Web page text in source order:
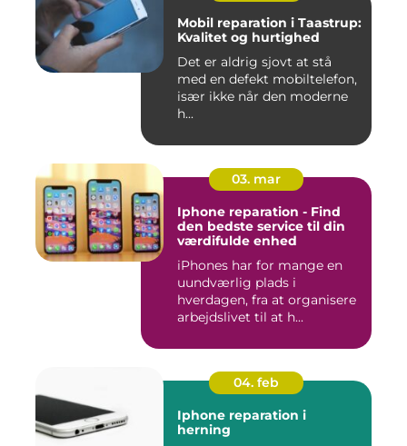
Mobil reparation i Taastrup:
Kvalitet og hurtighed
Det er aldrig sjovt at stå
med en defekt mobiltelefon,
især ikke når den moderne
h...
03. mar
Iphone reparation - Find
den bedste service til din
værdifulde enhed
iPhones har for mange en
uundværlig plads i
hverdagen, fra at organisere
arbejdslivet til at h...
04. feb
Iphone reparation i
herning